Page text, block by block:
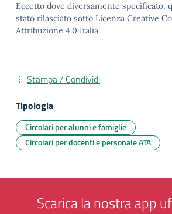
Eccetto dove diversamente specificato,
stato rilasciato sotto Licenza Creative
Attribuzione 4.0 Italia.
Stampa / Condividi
Tipologia
Circolari per alunni e famiglie
Circolari per docenti e personale ATA
Scarica la nostra app